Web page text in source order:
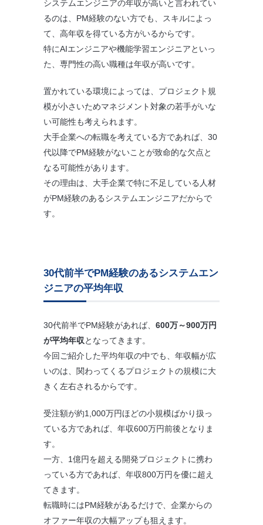
システムエンジニアの年収が高いと言われてい
るのは、PM経験のない方でも、スキルによっ
て、高年収を得ている方がいるからです。
特にAIエンジニアや機能学習エンジニアといっ
た、専門性の高い職種は年収が高いです。
置かれている環境によっては、プロジェクト規
模が小さいためマネジメント対象の若手がいな
い可能性も考えられます。
大手企業への転職を考えている方であれば、30
代以降でPM経験がないことが致命的な欠点と
なる可能性があります。
その理由は、大手企業で特に不足している人材
がPM経験のあるシステムエンジニアだからで
す。
30代前半でPM経験のあるシステムエン
ジニアの平均年収
30代前半でPM経験があれば、 600万～900万円
が平均年収となってきます。
今回ご紹介した平均年収の中でも、年収幅が広
いのは、関わってくるプロジェクトの規模に大
きく左右されるからです。
受注額が約1,000万円ほどの小規模ばかり扱っ
ている方であれば、年収600万円前後となりま
す。
一方、1億円を超える開発プロジェクトに携わ
っている方であれば、年収800万円を優に超え
てきます。
転職時にはPM経験があるだけで、企業からの
オファー年収の大幅アップも狙えます。